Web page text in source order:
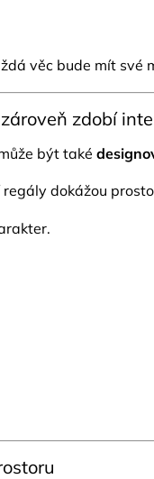
věc bude mít své
zdobí
být také
dokážou